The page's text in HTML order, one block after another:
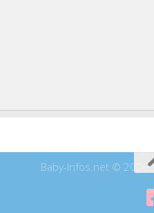
Baby-Infos.net © 2026.